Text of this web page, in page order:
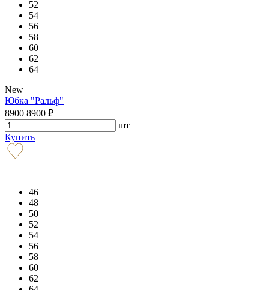
52
54
56
58
60
62
64
New
Юбка "Ральф"
8900 8900 ₽
шт
Купить
46
48
50
52
54
56
58
60
62